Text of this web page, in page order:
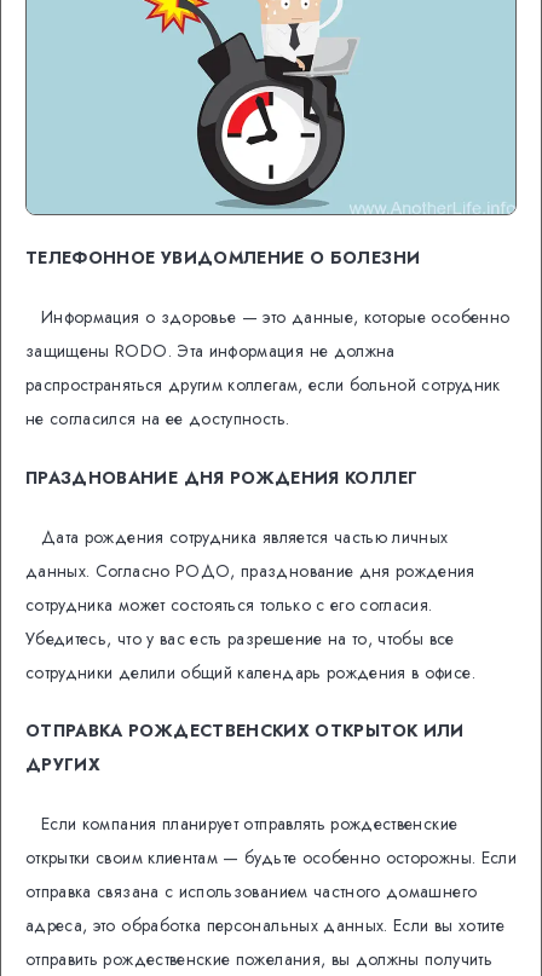
ТЕЛЕФОННОЕ УВИДОМЛЕНИЕ О БОЛЕЗНИ
Информация о здоровье — это данные, которые особенно
защищены RODO. Эта информация не должна
распространяться другим коллегам, если больной сотрудник
не согласился на ее доступность.
ПРАЗДНОВАНИЕ ДНЯ РОЖДЕНИЯ КОЛЛЕГ
Дата рождения сотрудника является частью личных
данных. Согласно РОДО, празднование дня рождения
сотрудника может состояться только с его согласия.
Убедитесь, что у вас есть разрешение на то, чтобы все
сотрудники делили общий календарь рождения в офисе.
ОТПРАВКА РОЖДЕСТВЕНСКИХ ОТКРЫТОК ИЛИ
ДРУГИХ
Если компания планирует отправлять рождественские
открытки своим клиентам — будьте особенно осторожны. Если
отправка связана с использованием частного домашнего
адреса, это обработка персональных данных. Если вы хотите
отправить рождественские пожелания, вы должны получить